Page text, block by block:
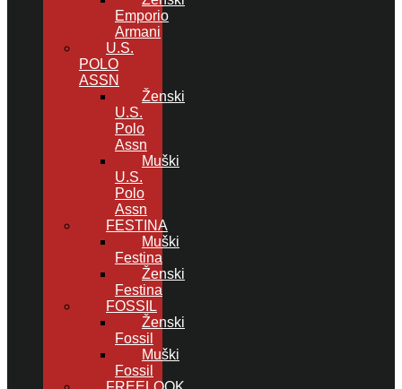
Emporio
Armani
U.S.
POLO
ASSN
Ženski
U.S.
Polo
Assn
Muški
U.S.
Polo
Assn
FESTINA
Muški
Festina
Ženski
Festina
FOSSIL
Ženski
Fossil
Muški
Fossil